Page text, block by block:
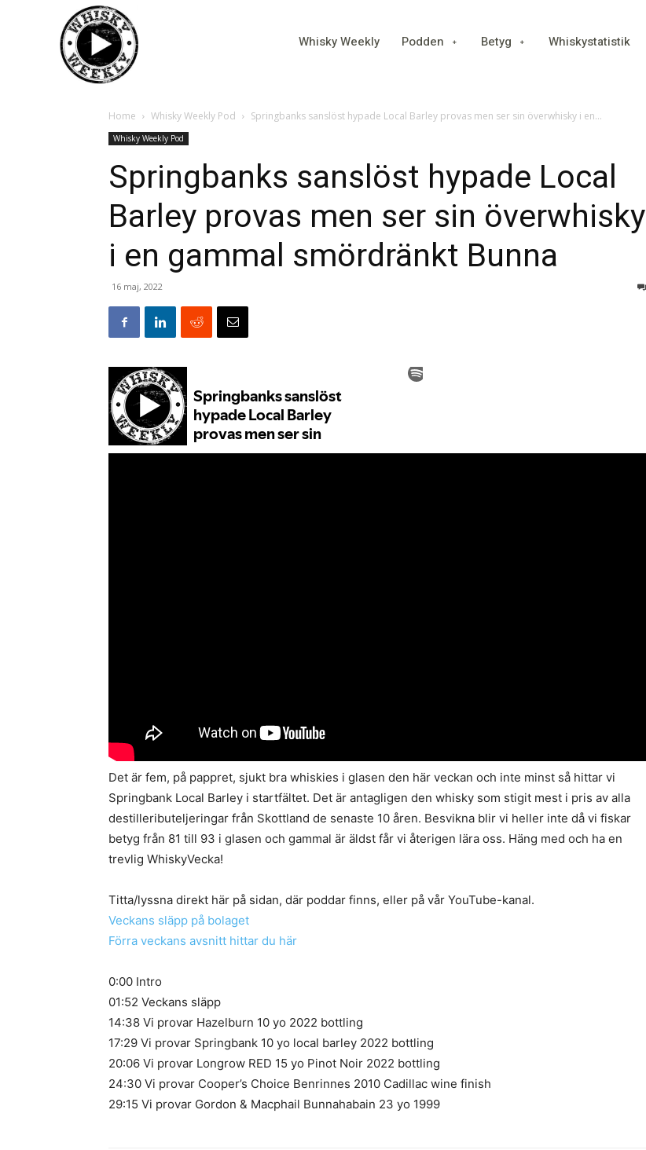
Whisky Weekly Podden Betyg Whiskystatistik
Home Whisky Weekly Pod Springbanks sanslöst hypade Local Barley provas men ser sin överwhisky i en...
Whisky Weekly Pod
Springbanks sanslöst hypade Local
Barley provas men ser sin överwhisky
i en gammal smördränkt Bunna
16 maj, 2022
Det är fem, på pappret, sjukt bra whiskies i glasen den här veckan och inte minst så hittar vi
Springbank Local Barley i startfältet. Det är antagligen den whisky som stigit mest i pris av alla
destilleributeljeringar från Skottland de senaste 10 åren. Besvikna blir vi heller inte då vi fiskar
betyg från 81 till 93 i glasen och gammal är äldst får vi återigen lära oss. Häng med och ha en
trevlig WhiskyVecka!
Titta/lyssna direkt här på sidan, där poddar finns, eller på vår YouTube-kanal.
Veckans släpp på bolaget
Förra veckans avsnitt hittar du här
0:00 Intro
01:52 Veckans släpp
14:38 Vi provar Hazelburn 10 yo 2022 bottling
17:29 Vi provar Springbank 10 yo local barley 2022 bottling
20:06 Vi provar Longrow RED 15 yo Pinot Noir 2022 bottling
24:30 Vi provar Cooper’s Choice Benrinnes 2010 Cadillac wine finish
29:15 Vi provar Gordon & Macphail Bunnahabain 23 yo 1999